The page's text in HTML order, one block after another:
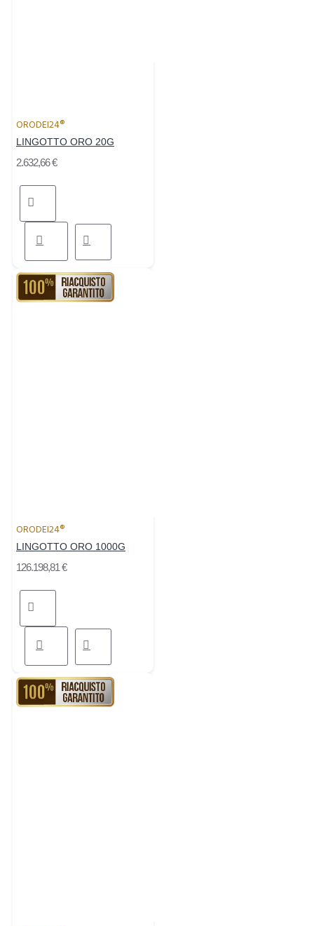
ORODEI24®
LINGOTTO ORO 20G
2.632,66 €
RIACQUISTO GARANTITO
ORODEI24®
LINGOTTO ORO 1000G
126.198,81 €
RIACQUISTO GARANTITO